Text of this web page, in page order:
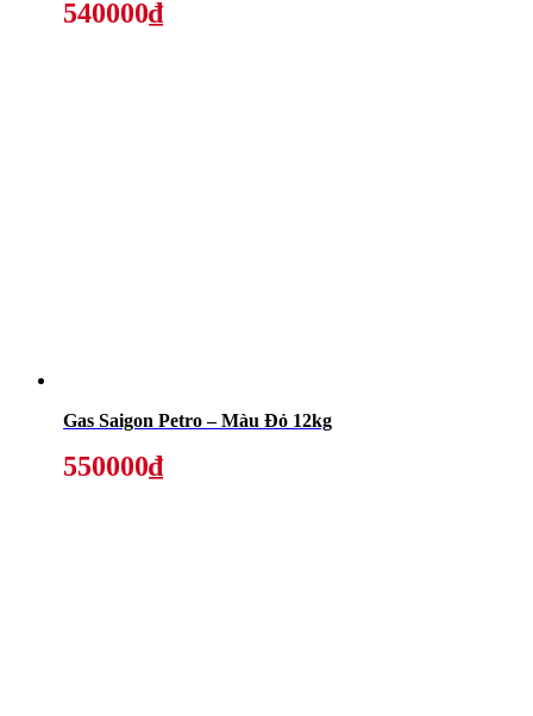
540000₫
Gas Saigon Petro – Màu Đỏ 12kg
550000₫